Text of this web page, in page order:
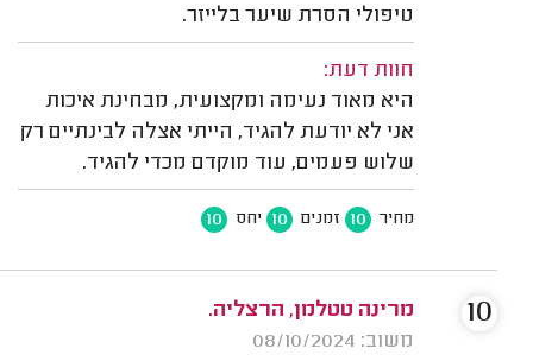
טיפולי הסרת שיער בלייזר.
חוות דעת:
היא מאוד נעימה ומקצועית, מבחינת איכות
אני לא יודעת להגיד, הייתי אצלה לבינתיים רק
שלוש פעמים, עוד מוקדם מכדי להגיד.
מחיר 10 זמנים 10 יחס 10
מרינה טטלמן, הרצליה.
משוב: 08/10/2024
10